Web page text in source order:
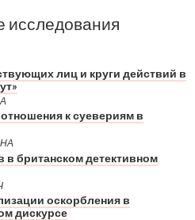
исследования
лиц и круги действий в
к суевериям в
британском детективном
оскорбления в
дискурсе